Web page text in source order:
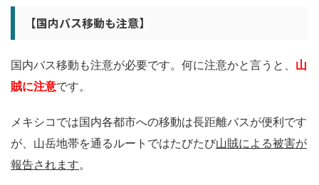
【国内バス移動も注意】
国内バス移動も注意が必要です。何に注意かと言うと、 山
賊に注意です。
メキシコでは国内各都市への移動は長距離バスが便利です
が、山岳地帯を通るルートではたびたび山賊による被害が
報告されます。